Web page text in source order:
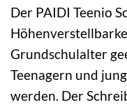
Der PAIDI Teenio
Grundschulalter
Teenagern und
werden. Der